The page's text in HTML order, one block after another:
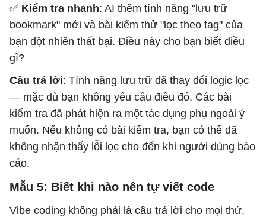
✅ Kiểm tra nhanh: AI thêm tính năng "lưu trữ
bookmark" mới và bài kiểm thử "lọc theo tag" của
bạn đột nhiên thất bại. Điều này cho bạn biết điều
gì?
Câu trả lời: Tính năng lưu trữ đã thay đổi logic lọc
— mặc dù bạn không yêu cầu điều đó. Các bài
kiểm tra đã phát hiện ra một tác dụng phụ ngoài ý
muốn. Nếu không có bài kiểm tra, bạn có thể đã
không nhận thấy lỗi lọc cho đến khi người dùng báo
cáo.
Mẫu 5: Biết khi nào nên tự viết code
Vibe coding không phải là câu trả lời cho mọi thứ.